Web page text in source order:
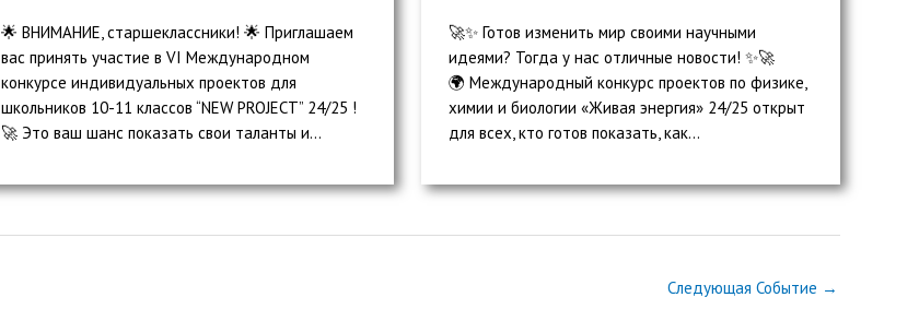
🌟 ВНИМАНИЕ, старшеклассники! 🌟 Приглашаем
вас принять участие в VI Международном
конкурсе индивидуальных проектов для
школьников 10-11 классов “NEW PROJECT” 24/25 !
🚀 Это ваш шанс показать свои таланты и...
🚀✨ Готов изменить мир своими научными
идеями? Тогда у нас отличные новости! ✨🚀
🌍 Международный конкурс проектов по физике,
химии и биологии «Живая энергия» 24/25 открыт
для всех, кто готов показать, как...
Следующая Событие →